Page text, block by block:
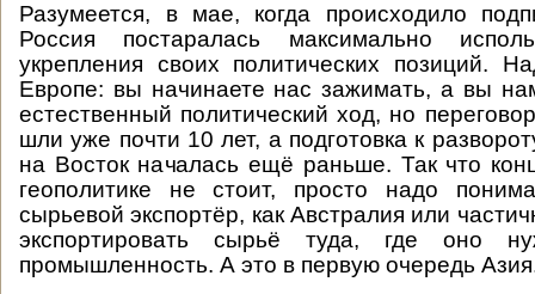
Разумеется, в мае, когда происходило
Россия постаралась максимально
укрепления своих политических позиций.
Европе: вы начинаете нас зажимать, а вы
естественный политический ход, но
шли уже почти 10 лет, а подготовка к
на Восток началась ещё раньше. Так что
геополитике не стоит, просто надо
сырьевой экспортёр, как Австралия или
экспортировать сырьё туда, где оно
промышленность. А это в первую очередь